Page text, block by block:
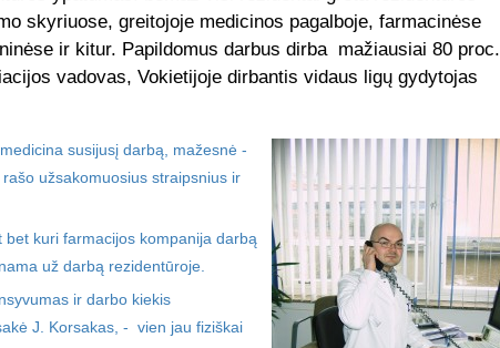
skyriuose, greitojoje medicinos pagalboje, farmacinėse
ir kitur. Papildomus darbus dirba mažiausiai 80 proc.
vadovas, Vokietijoje dirbantis vidaus ligų gydytojas
susijusį darbą, mažesnė -
užsakomuosius straipsnius ir
kuri farmacijos kompanija darbą
už darbą rezidentūroje.
ir darbo kiekis
J. Korsakas, - vien jau fiziškai